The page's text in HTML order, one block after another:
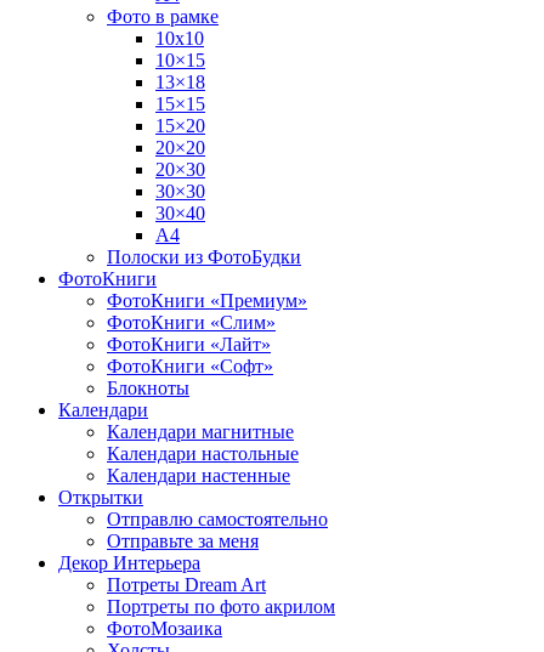
Фото в рамке
10х10
10×15
13×18
15×15
15×20
20×20
20×30
30×30
30×40
A4
Полоски из ФотоБудки
ФотоКниги
ФотоКниги «Премиум»
ФотоКниги «Слим»
ФотоКниги «Лайт»
ФотоКниги «Софт»
Блокноты
Календари
Календари магнитные
Календари настольные
Календари настенные
Открытки
Отправлю самостоятельно
Отправьте за меня
Декор Интерьера
Потреты Dream Art
Портреты по фото акрилом
ФотоМозаика